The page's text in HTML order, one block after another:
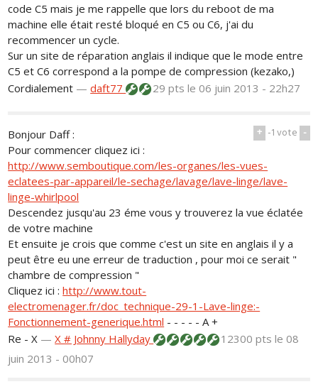
code C5 mais je me rappelle que lors du reboot de ma
machine elle était resté bloqué en C5 ou C6, j'ai du
recommencer un cycle.
Sur un site de réparation anglais il indique que le mode entre
C5 et C6 correspond a la pompe de compression (kezako,)
Cordialement —daft77 29 ptsle 06 juin 2013 - 22h27
+ -1vote -
Bonjour Daff :
Pour commencer cliquez ici :
http://www.semboutique.com/les-organes/les-vues-
eclatees-par-appareil/le-sechage/lavage/lave-linge/lave-
linge-whirlpool
Descendez jusqu'au 23 éme vous y trouverez la vue éclatée
de votre machine
Et ensuite je crois que comme c'est un site en anglais il y a
peut être eu une erreur de traduction , pour moi ce serait "
chambre de compression "
Cliquez ici :http://www.tout-
electromenager.fr/doc_technique-29-1-Lave-linge:-
Fonctionnement-generique.html - - - - - A +
Re - X —X # Johnny Hallyday 12300 ptsle 08
juin 2013 - 00h07